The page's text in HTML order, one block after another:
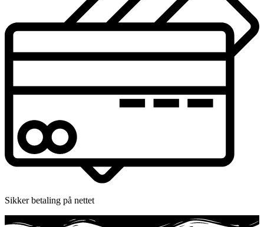
Sikker betaling på nettet